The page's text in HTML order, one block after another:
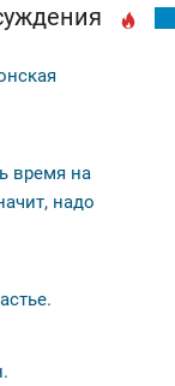
время на
надо